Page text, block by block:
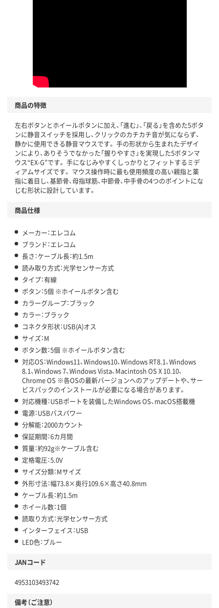
商品の特徴
左右ボタンとホイールボタンに加え、「進む」、「戻る」を含めた5ボタ
ンに静音スイッチを採用し、クリックのカチカチ音が気にならず、
静かに使用できる静音マウスです。 手の形状から生まれたデザイ
ンにより、ありそうでなかった「握りやすさ」を実現した5ボタンマ
ウス“EX-G”です。 手になじみやすくしっかりとフィットするミデ
ィアムサイズです。 マウス操作時に最も使用頻度の高い親指と薬
指に着目し、基節骨、母指球筋、中節骨、中手骨の4つのポイントにな
じむ形状に設計しています。
商品仕様
メーカー：エレコム
ブランド：エレコム
長さ：ケーブル長：約1.5m
読み取り方式：光学センサー方式
タイプ：有線
ボタン：5個 ※ホイールボタン含む
カラーグループ：ブラック
カラー：ブラック
コネクタ形状：USB(A)オス
サイズ：M
ボタン数：5個 ※ホイールボタン含む
対応OS：Windows11、Windows10、Windows RT8.1、Windows
8.1、Windows 7、Windows Vista、Macintosh OS X 10.10、
Chrome OS ※各OSの最新バージョンへのアップデートや、サー
ビスパックのインストールが必要になる場合があります。
対応機種：USBポートを装備したWindows OS、macOS搭載機
電源：USBバスパワー
分解能：2000カウント
保証期間：6カ月間
質量：約92g※ケーブル含む
定格電圧：5.0V
サイズ分類：Mサイズ
外形寸法：幅73.8×奥行109.6×高さ40.8mm
ケーブル長：約1.5m
ホイール数：1個
読取り方式：光学センサー方式
インターフェイス：USB
LED色：ブルー
JANコード
4953103493742
備考（ご注意）